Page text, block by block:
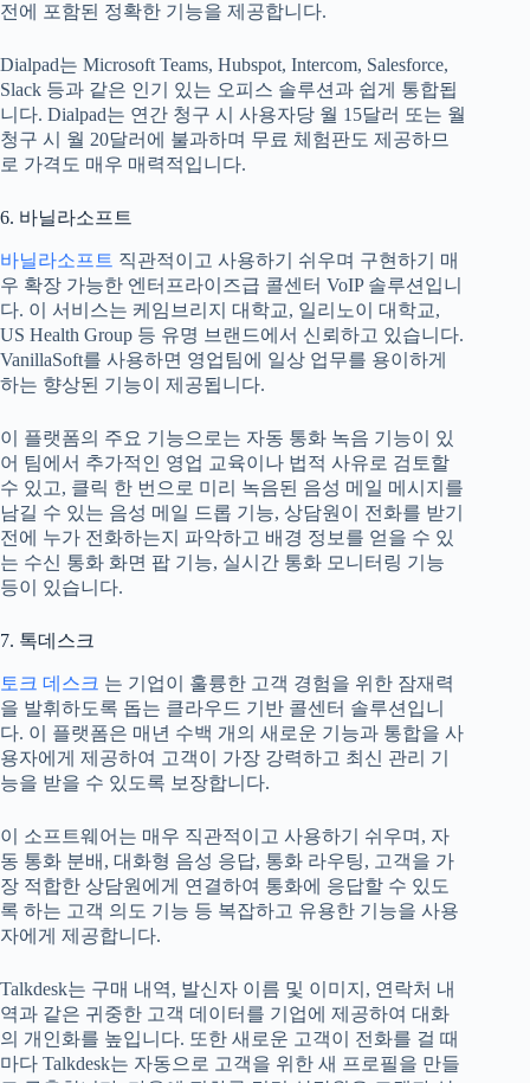
전에 포함된 정확한 기능을 제공합니다.
Dialpad는 Microsoft Teams, Hubspot, Intercom, Salesforce,
Slack 등과 같은 인기 있는 오피스 솔루션과 쉽게 통합됩
니다. Dialpad는 연간 청구 시 사용자당 월 15달러 또는 월
청구 시 월 20달러에 불과하며 무료 체험판도 제공하므
로 가격도 매우 매력적입니다.
6. 바닐라소프트
바닐라소프트 직관적이고 사용하기 쉬우며 구현하기 매
우 확장 가능한 엔터프라이즈급 콜센터 VoIP 솔루션입니
다. 이 서비스는 케임브리지 대학교, 일리노이 대학교,
US Health Group 등 유명 브랜드에서 신뢰하고 있습니다.
VanillaSoft를 사용하면 영업팀에 일상 업무를 용이하게
하는 향상된 기능이 제공됩니다.
이 플랫폼의 주요 기능으로는 자동 통화 녹음 기능이 있
어 팀에서 추가적인 영업 교육이나 법적 사유로 검토할
수 있고, 클릭 한 번으로 미리 녹음된 음성 메일 메시지를
남길 수 있는 음성 메일 드롭 기능, 상담원이 전화를 받기
전에 누가 전화하는지 파악하고 배경 정보를 얻을 수 있
는 수신 통화 화면 팝 기능, 실시간 통화 모니터링 기능
등이 있습니다.
7. 톡데스크
토크 데스크 는 기업이 훌륭한 고객 경험을 위한 잠재력
을 발휘하도록 돕는 클라우드 기반 콜센터 솔루션입니
다. 이 플랫폼은 매년 수백 개의 새로운 기능과 통합을 사
용자에게 제공하여 고객이 가장 강력하고 최신 관리 기
능을 받을 수 있도록 보장합니다.
이 소프트웨어는 매우 직관적이고 사용하기 쉬우며, 자
동 통화 분배, 대화형 음성 응답, 통화 라우팅, 고객을 가
장 적합한 상담원에게 연결하여 통화에 응답할 수 있도
록 하는 고객 의도 기능 등 복잡하고 유용한 기능을 사용
자에게 제공합니다.
Talkdesk는 구매 내역, 발신자 이름 및 이미지, 연락처 내
역과 같은 귀중한 고객 데이터를 기업에 제공하여 대화
의 개인화를 높입니다. 또한 새로운 고객이 전화를 걸 때
마다 Talkdesk는 자동으로 고객을 위한 새 프로필을 만들